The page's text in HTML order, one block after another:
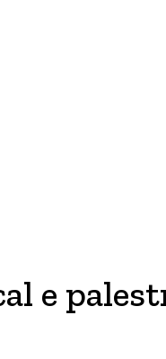
e